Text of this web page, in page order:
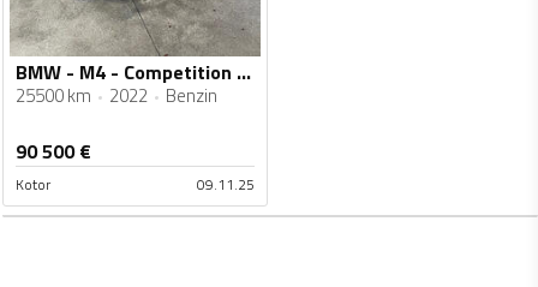
BMW - M4 - Competition MxDrive
25500 km 2022 Benzin
90 500€
Kotor 09.11.25